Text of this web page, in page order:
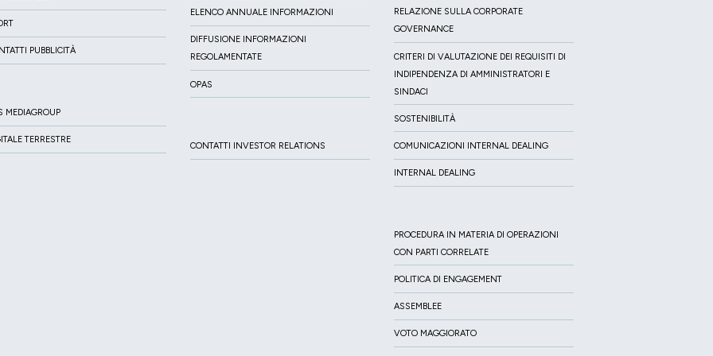
PUBBLICITÀ
MEDIAGROUP
TERRESTRE
ELENCO ANNUALE INFORMAZIONI
DIFFUSIONE INFORMAZIONI
REGOLAMENTATE
OPAS
CONTATTI INVESTOR RELATIONS
RELAZIONE SULLA CORPORATE
GOVERNANCE
CRITERI DI VALUTAZIONE DEI REQUISITI DI
INDIPENDENZA DI AMMINISTRATORI E
SINDACI
SOSTENIBILITÀ
COMUNICAZIONI INTERNAL DEALING
INTERNAL DEALING
PROCEDURA IN MATERIA DI OPERAZIONI
CON PARTI CORRELATE
POLITICA DI ENGAGEMENT
ASSEMBLEE
VOTO MAGGIORATO